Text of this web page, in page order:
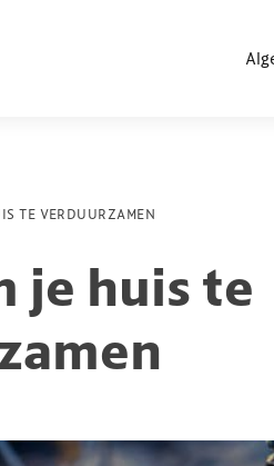
TE VERDUURZAMEN
je huis te